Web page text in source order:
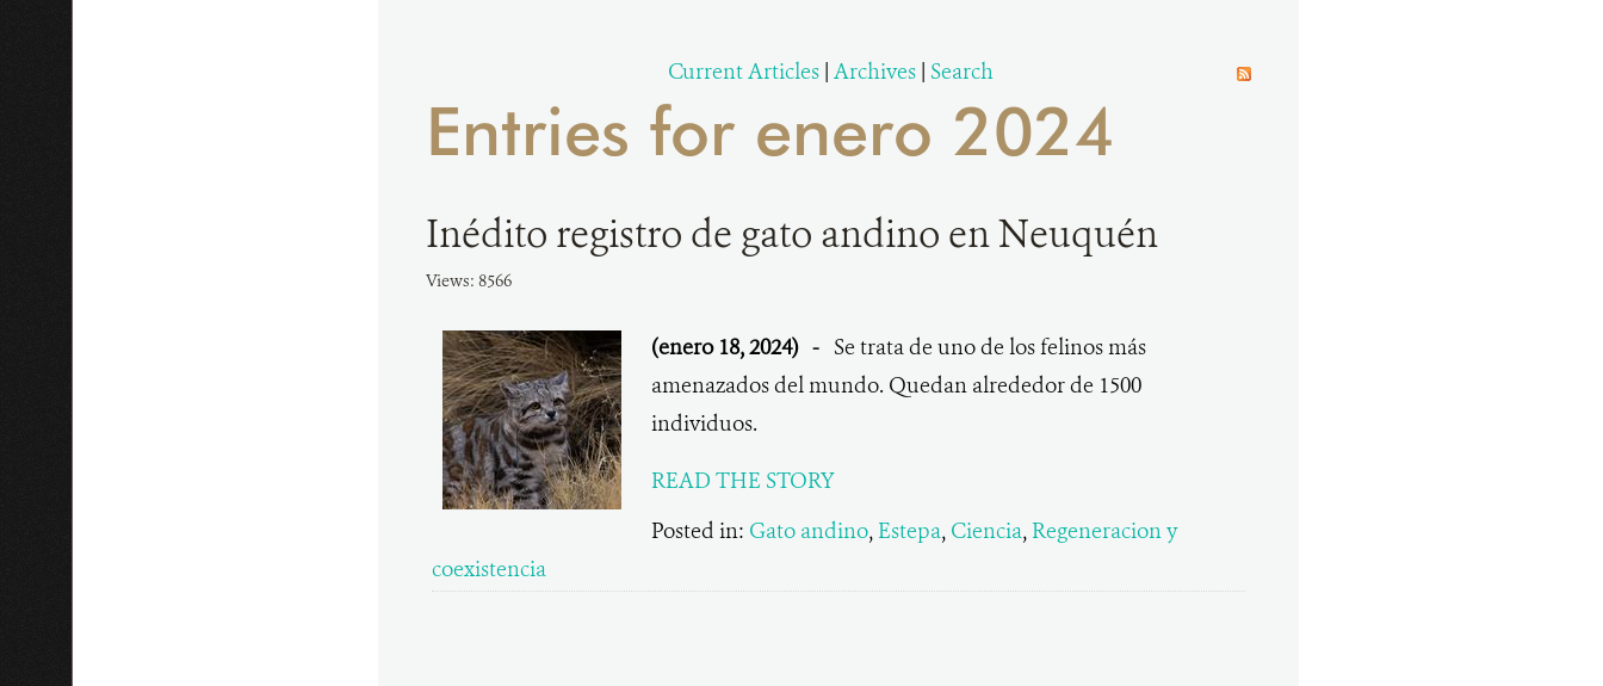
Current Articles | Archives | Search
Entries for enero 2024
Inédito registro de gato andino en Neuquén
Views: 8566
(enero 18, 2024) - Se trata de uno de los felinos más
amenazados del mundo. Quedan alrededor de 1500
individuos.
READ THE STORY
Posted in: Gato andino, Estepa, Ciencia, Regeneracion y
coexistencia